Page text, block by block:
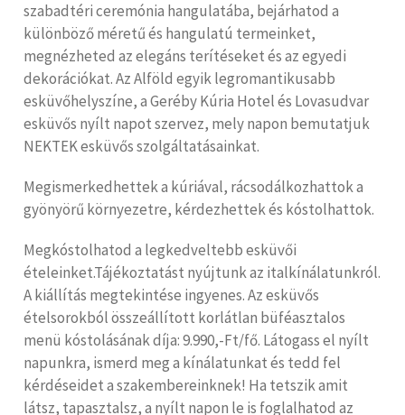
szabadtéri ceremónia hangulatába, bejárhatod a
különböző méretű és hangulatú termeinket,
megnézheted az elegáns terítéseket és az egyedi
dekorációkat. Az Alföld egyik legromantikusabb
esküvőhelyszíne, a Geréby Kúria Hotel és Lovasudvar
esküvős nyílt napot szervez, mely napon bemutatjuk
NEKTEK esküvős szolgáltatásainkat.
Megismerkedhettek a kúriával, rácsodálkozhattok a
gyönyörű környezetre, kérdezhettek és kóstolhattok.
Megkóstolhatod a legkedveltebb esküvői
ételeinket.Tájékoztatást nyújtunk az italkínálatunkról.
A kiállítás megtekintése ingyenes. Az esküvős
ételsorokból összeállított korlátlan büféasztalos
menü kóstolásának díja: 9.990,-Ft/fő. Látogass el nyílt
napunkra, ismerd meg a kínálatunkat és tedd fel
kérdéseidet a szakembereinknek! Ha tetszik amit
látsz, tapasztalsz, a nyílt napon le is foglalhatod az